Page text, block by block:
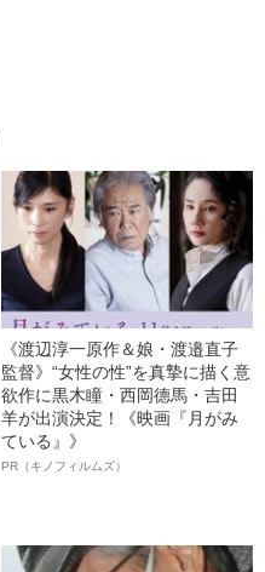
《渡辺淳一原作＆娘・渡邉直子
監督》“女性の性”を真摯に描く意
欲作に黒木瞳・西岡德馬・吉田
羊が出演決定！《映画『月がみ
ている』》
PR（キノフィルムズ）